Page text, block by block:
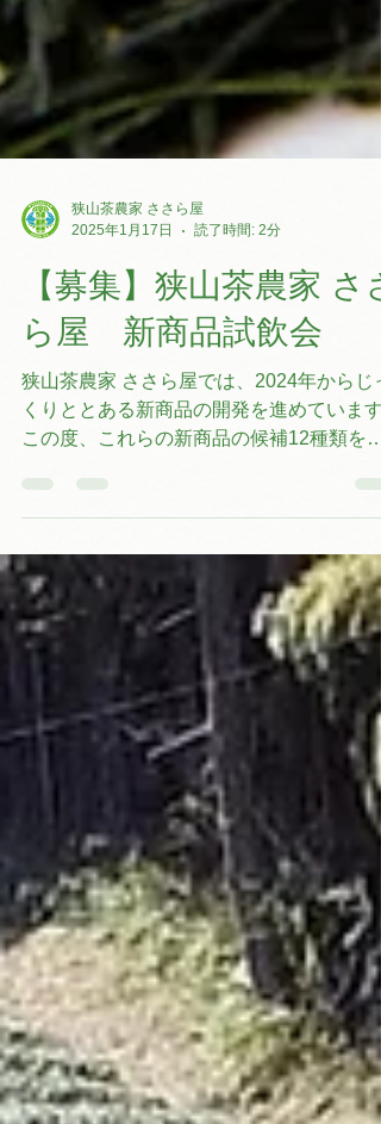
狭山茶農家 ささら屋
【募集】狭山茶農家 ささ
ら屋 新商品試飲会
狭山茶農家 ささら屋では、2024年からじ
くりととある新商品の開発を進めています
み比べて頂く試飲会を開催することとなり
した！ 当日は2部制で、各部 ２時間３０分
ほどのお時間を頂戴します。...